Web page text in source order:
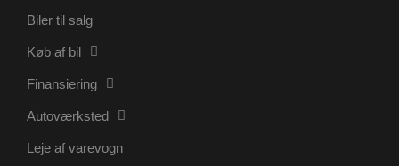
Biler til salg
Køb af bil
Finansiering
Autoværksted
Leje af varevognpys_start_session